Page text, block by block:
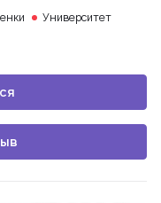
Университет